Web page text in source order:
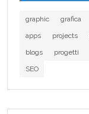
graphic grafica
apps
projects
blogs
progetti
SEO